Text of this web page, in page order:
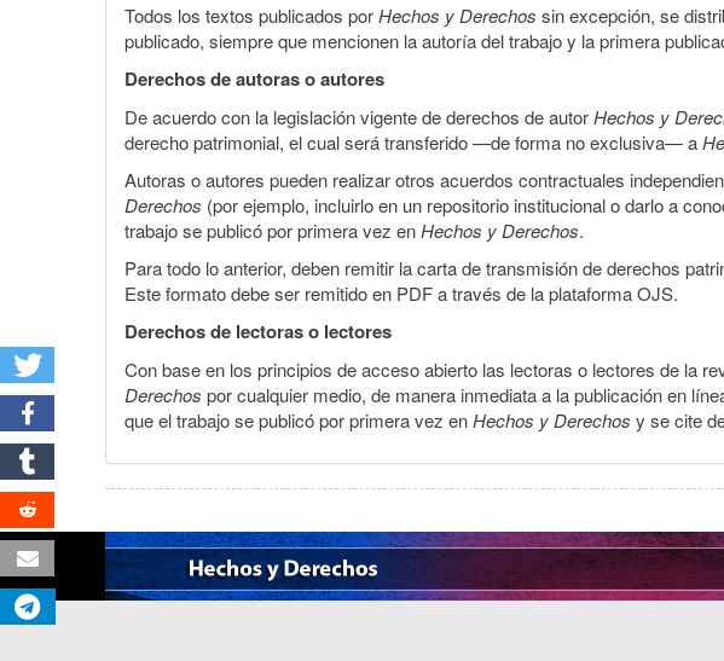
Todos los textos publicados porHechos y Derechos sin excepción, se
publicado, siempre que mencionen la autoría del trabajo y la primera
Derechos de autoras o autores
De acuerdo con la legislación vigente de derechos de autorHechos y
derecho patrimonial, el cual será transferido —de forma no exclusiva— a
Autoras o autores pueden realizar otros acuerdos contractuales
Derechos (por ejemplo, incluirlo en un repositorio institucional o darlo a
trabajo se publicó por primera vez enHechos y Derechos.
Para todo lo anterior, deben remitir la carta de transmisión de derechos
Este formato debe ser remitido en PDF a través de la plataforma OJS.
Derechos de lectoras o lectores
Con base en los principios de acceso abierto las lectoras o lectores de la
Derechos por cualquier medio, de manera inmediata a la publicación en
que el trabajo se publicó por primera vez enHechos y Derechos y se cite